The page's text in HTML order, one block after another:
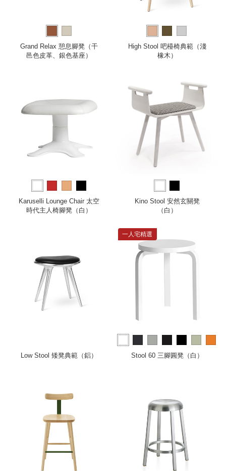
Grand Relax 憩息腳凳（干
邑色皮革、銀色基座）
High Stool 吧檯椅典範（淺
橡木）
Karuselli Lounge Chair 太空
時代主人椅腳凳（白）
Kino Stool 安然玄關凳
（白）
Low Stool 矮凳典範（鋁）
一人宅精選
more
Stool 60 三腳圓凳（白）